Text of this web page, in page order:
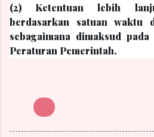
(2) Ketentuan lebih
berdasarkan satuan waktu
sebagaimana dimaksud
Peraturan Pemerintah.